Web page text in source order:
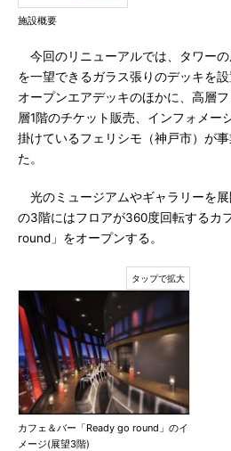
施設概要
今回のリニューアルでは、タワー
を一望できるガラス張りのデッキを
オープンエアデッキのほかに、高層
層1階のチケット販売、インフォメー
掛けているフェリシモ（神戸市）が
た。
光のミュージアムやギャラリーを
の3階にはフロアが360度回転するカ
round」をオープンする。
カフェ＆バー「Ready go round」のイ
メージ(展望3階)